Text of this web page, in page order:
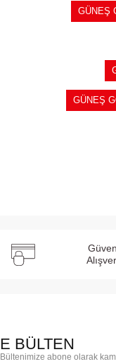
GÜNEŞ
GÜNEŞ
E BÜLTEN
Bültenimize abone olarak